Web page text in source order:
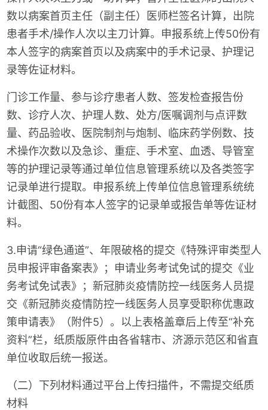
数以病案首页主任（副主任）医师栏签名计算，出院
患者手术/操作人次以主刀计算。申报系统上传50份有
本人签字的病案首页以及病案中的手术记录、护理记
录等佐证材料。
门诊工作量、参与诊疗患者人数、签发检查报告份
数、诊疗人次、护理人数、处方/医嘱调剂与点评数
量、药品验收、医院制剂与炮制、临床药学例数、技
术操作次数以及急诊、重症、手术室、血透、导管室
等的护理记录等通过单位信息管理系统以及各类签字
记录单进行提取。申报系统上传单位信息管理系统统
计截图、50份有本人签字的记录单或报告单等佐证材
料。
3.申请“绿色通道”、年限破格的提交《特殊评审类型人
员申报评审备案表》；申请业务考试免试的提交《业
务考试免试表》；新冠肺炎疫情防控一线医务人员提
交《新冠肺炎疫情防控一线医务人员享受职称优惠政
策申请表》（附件5）。以上表格盖章后上传至“补充
资料”栏，纸质版原件由各省辖市、济源示范区和省直
单位收取后统一报送。
（二）下列材料通过平台上传扫描件，不需提交纸质
材料